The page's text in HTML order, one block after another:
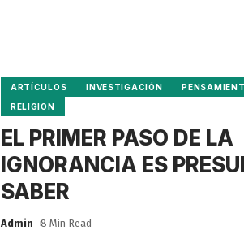
ARTÍCULOS INVESTIGACIÓN
RELIGION
EL PRIMER PASO DE LA
IGNORANCIA ES
SABER
Admin 8 Min Read